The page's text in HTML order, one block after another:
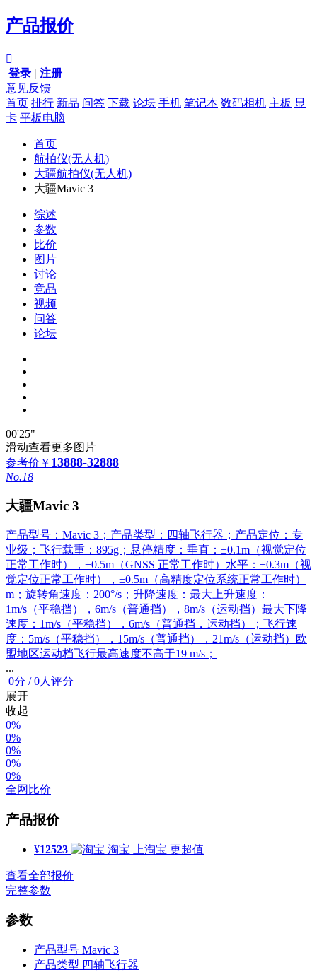
产品报价

登录 | 注册
意见反馈
首页 排行 新品 问答 下载 论坛 手机 笔记本 数码相机 主板 显
卡 平板电脑
首页
航拍仪(无人机)
大疆航拍仪(无人机)
大疆Mavic 3
综述
参数
比价
图片
讨论
竞品
视频
问答
论坛
00'25"
滑动查看更多图片
参考价 ￥ 13888-32888
No.18
大疆Mavic 3
产品型号：Mavic 3；产品类型：四轴飞行器；产品定位：专
业级；飞行载重：895g；悬停精度：垂直：±0.1m（视觉定位
正常工作时），±0.5m（GNSS 正常工作时）水平：±0.3m（视
觉定位正常工作时），±0.5m（高精度定位系统正常工作时）
m；旋转角速度：200°/s；升降速度：最大上升速度：
1m/s（平稳挡），6m/s（普通挡），8m/s（运动挡）最大下降
速度：1m/s（平稳挡），6m/s（普通挡，运动挡）；飞行速
度：5m/s（平稳挡），15m/s（普通挡），21m/s（运动挡）欧
盟地区运动档飞行最高速度不高于19 m/s；
...
0分 /0人评分
展开
收起
0%
0%
0%
0%
0%
全网比价
产品报价
¥12523 淘宝 上淘宝 更超值
查看全部报价
完整参数
参数
产品型号 Mavic 3
产品类型 四轴飞行器